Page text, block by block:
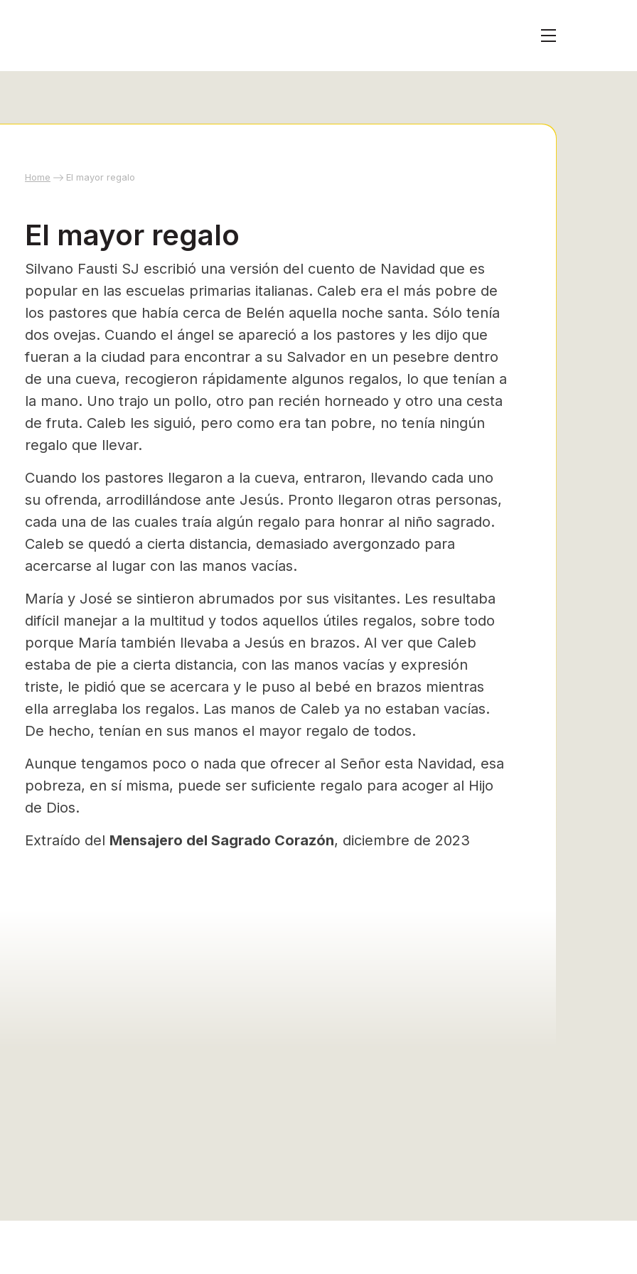
Home El mayor regalo
El mayor regalo
Silvano Fausti SJ escribió una versión del cuento de Navidad que es
popular en las escuelas primarias italianas. Caleb era el más pobre de
los pastores que había cerca de Belén aquella noche santa. Sólo tenía
dos ovejas. Cuando el ángel se apareció a los pastores y les dijo que
fueran a la ciudad para encontrar a su Salvador en un pesebre dentro
de una cueva, recogieron rápidamente algunos regalos, lo que tenían a
la mano. Uno trajo un pollo, otro pan recién horneado y otro una cesta
de fruta. Caleb les siguió, pero como era tan pobre, no tenía ningún
regalo que llevar.
Cuando los pastores llegaron a la cueva, entraron, llevando cada uno
su ofrenda, arrodillándose ante Jesús. Pronto llegaron otras personas,
cada una de las cuales traía algún regalo para honrar al niño sagrado.
Caleb se quedó a cierta distancia, demasiado avergonzado para
acercarse al lugar con las manos vacías.
María y José se sintieron abrumados por sus visitantes. Les resultaba
difícil manejar a la multitud y todos aquellos útiles regalos, sobre todo
porque María también llevaba a Jesús en brazos. Al ver que Caleb
estaba de pie a cierta distancia, con las manos vacías y expresión
triste, le pidió que se acercara y le puso al bebé en brazos mientras
ella arreglaba los regalos. Las manos de Caleb ya no estaban vacías.
De hecho, tenían en sus manos el mayor regalo de todos.
Aunque tengamos poco o nada que ofrecer al Señor esta Navidad, esa
pobreza, en sí misma, puede ser suficiente regalo para acoger al Hijo
de Dios.
Extraído del Mensajero del Sagrado Corazón, diciembre de 2023